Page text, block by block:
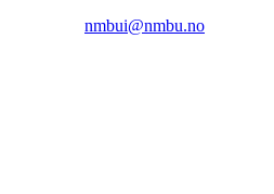
nmbui@nmbu.no